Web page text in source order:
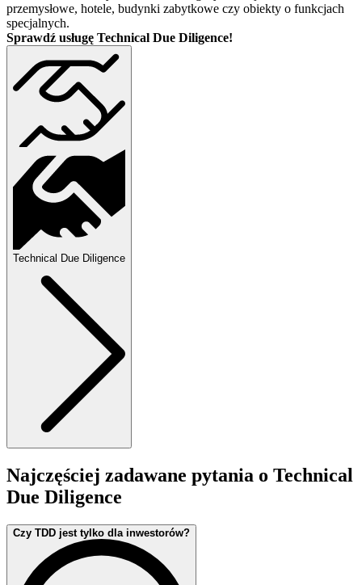
przemysłowe, hotele, budynki zabytkowe czy obiekty o funkcjach
specjalnych.
Sprawdź usługę Technical Due Diligence!
Technical Due Diligence
Najczęściej zadawane pytania o Technical
Due Diligence
Czy TDD jest tylko dla inwestorów?